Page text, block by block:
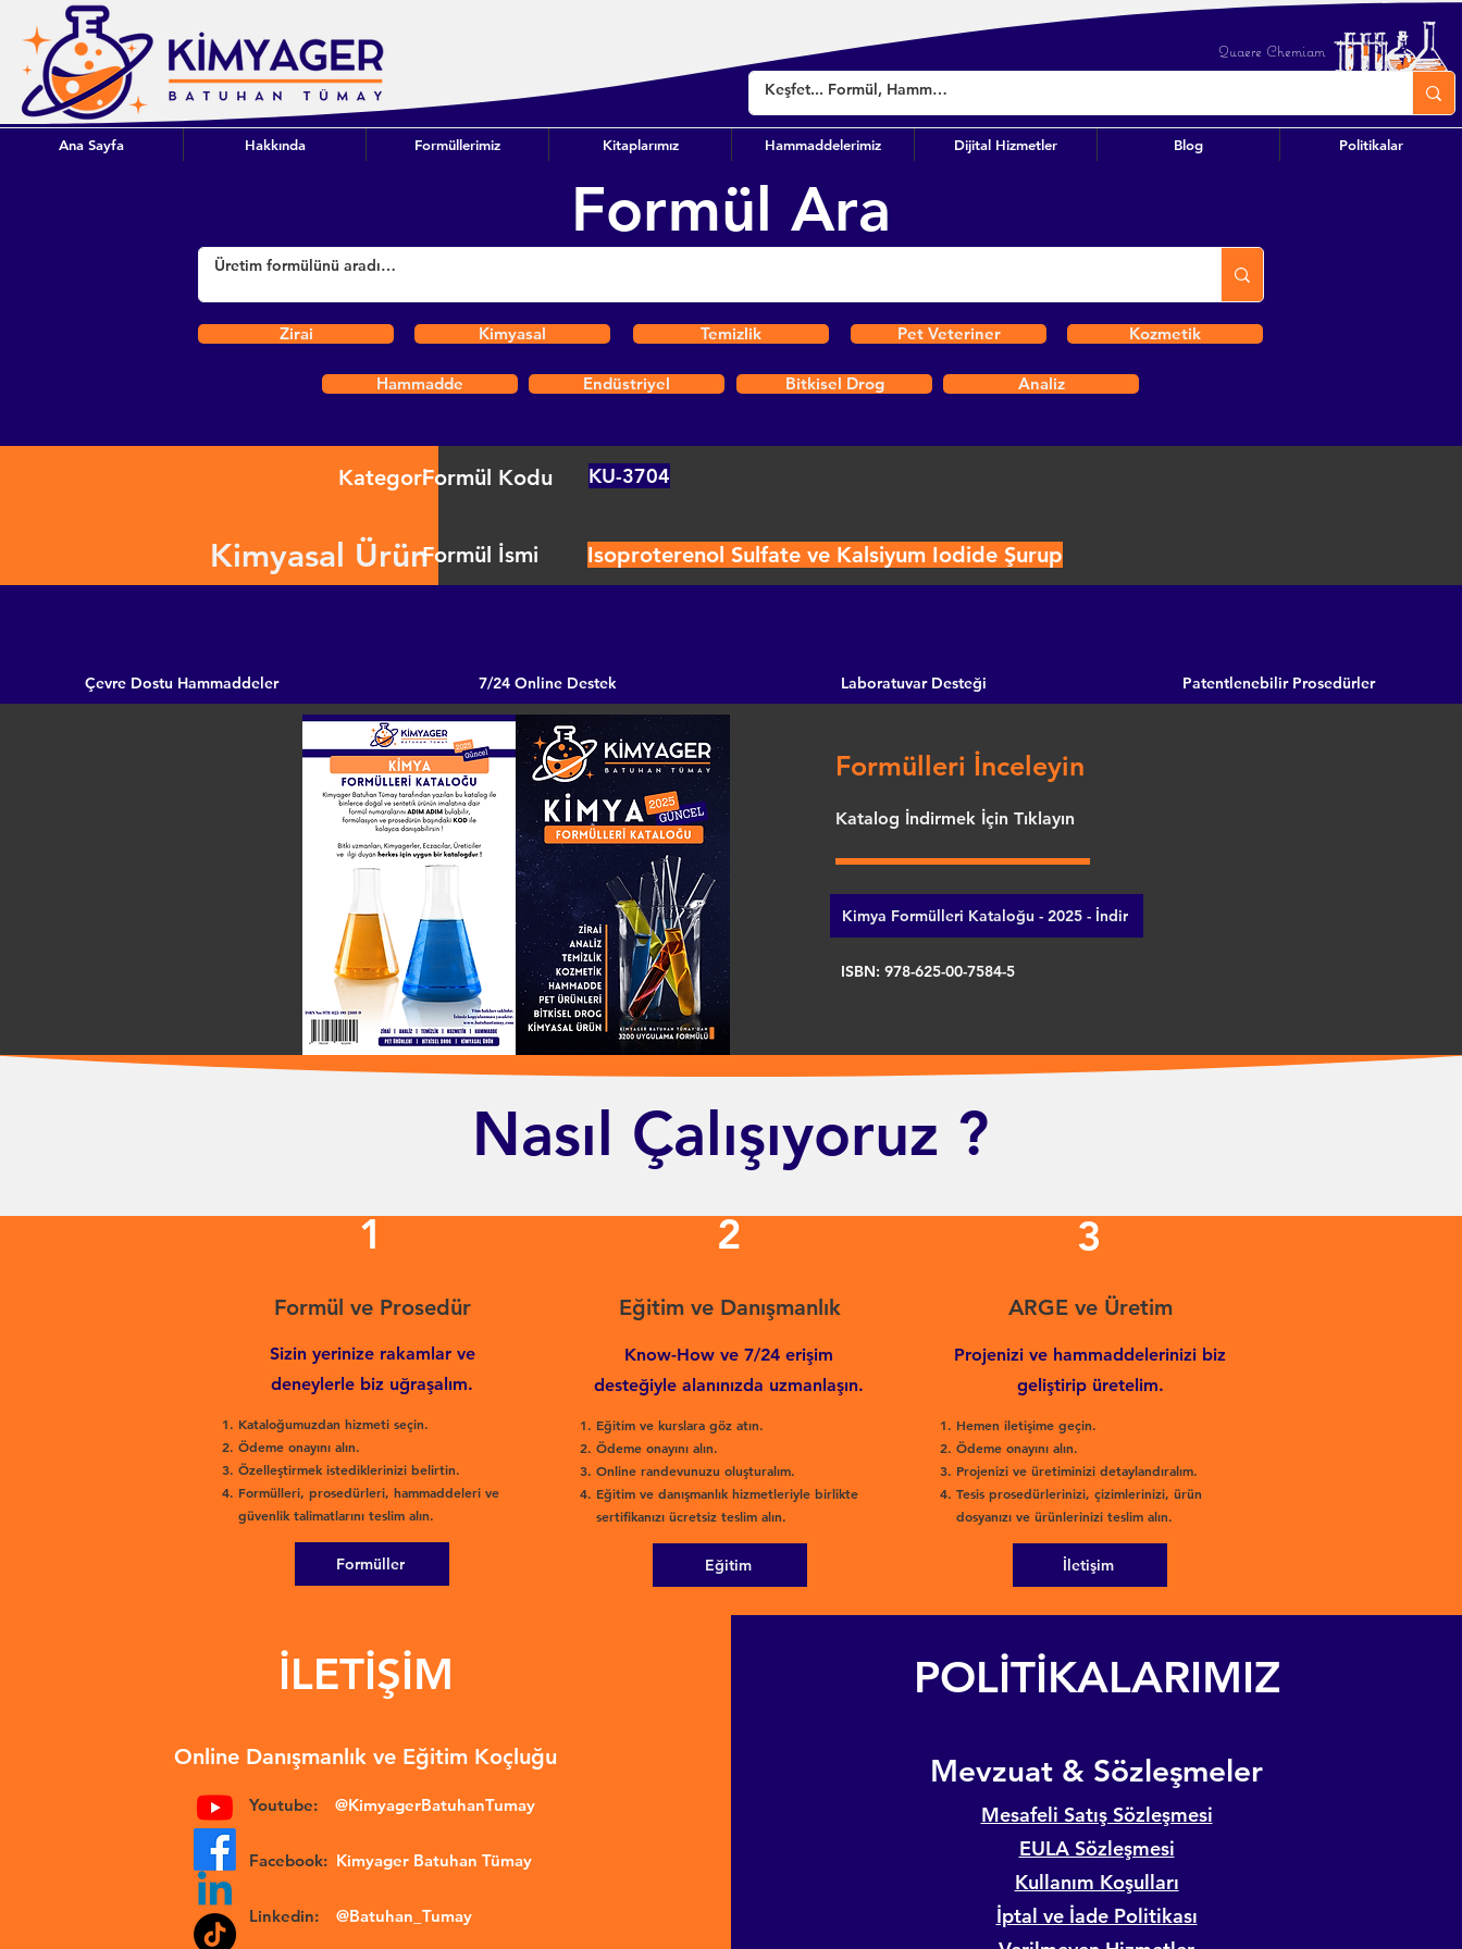
Quaere Chemiam
Ana Sayfa Hakkında Formüllerimiz Kitaplarımız Hammaddelerimiz Dijital Hizmetler Blog Politikalar
Formül Ara
Zirai Kimyasal Temizlik Pet Veteriner Kozmetik
Hammadde Endüstriyel Bitkisel Drog Analiz
Kategori
Kimyasal Ürün
Formül Kodu KU-3704
Formül İsmi Isoproterenol Sulfate ve Kalsiyum Iodide Şurup
Çevre Dostu Hammaddeler 7/24 Online Destek Laboratuvar Desteği Patentlenebilir Prosedürler
Formülleri İnceleyin
Katalog İndirmek İçin Tıklayın
Kimya Formülleri Kataloğu - 2025 - İndir
ISBN: 978-625-00-7584-5
Nasıl Çalışıyoruz ?
1
Formül ve Prosedür
Sizin yerinize rakamlar ve
deneylerle biz uğraşalım.
Kataloğumuzdan hizmeti seçin.
Ödeme onayını alın.
Özelleştirmek istediklerinizi belirtin.
Formülleri, prosedürleri, hammaddeleri ve
güvenlik talimatlarını teslim alın.
Formüller
2
Eğitim ve Danışmanlık
Know-How ve 7/24 erişim
desteğiyle alanınızda uzmanlaşın.
Eğitim ve kurslara göz atın.
Ödeme onayını alın.
Online randevunuzu oluşturalım.
Eğitim ve danışmanlık hizmetleriyle birlikte
sertifikanızı ücretsiz teslim alın.
Eğitim
3
ARGE ve Üretim
Hemen iletişime geçin.
Ödeme onayını alın.
Projenizi ve üretiminizi detaylandıralım.
Tesis prosedürlerinizi, çizimlerinizi, ürün
dosyanızı ve ürünlerinizi teslim alın.
Projenizi ve hammaddelerinizi biz
geliştirip üretelim.
İletişim
İLETİŞİM
Online Danışmanlık ve Eğitim Koçluğu
Youtube: @KimyagerBatuhanTumay
Facebook: Kimyager Batuhan Tümay
Linkedin: @Batuhan_Tumay
POLİTİKALARIMIZ
​Mevzuat & Sözleşmeler
Mesafeli Satış Sözleşmesi
EULA Sözleşmesi
Kullanım Koşulları
İptal ve İade Politikası